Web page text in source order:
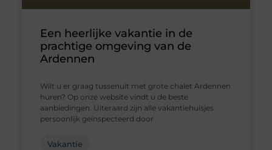
Een heerlijke vakantie in de
prachtige omgeving van de
Ardennen
Wilt u er graag tussenuit met grote chalet Ardennen
huren? Op onze website vindt u de beste
aanbiedingen. Uiteraard zijn alle vakantiehuisjes
persoonlijk geïnspecteerd door
Vakantie